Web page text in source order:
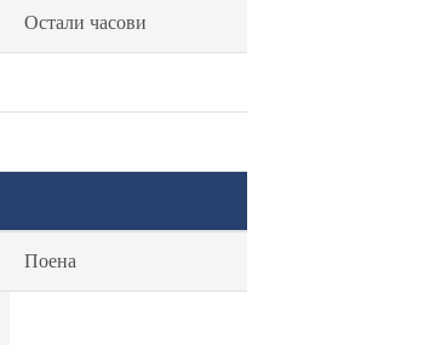
Остали часови
Поена